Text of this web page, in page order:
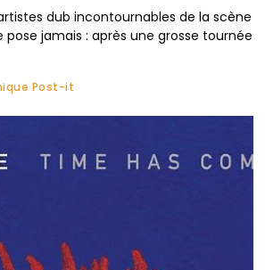
dub incontournables de la scène
pose jamais : après une grosse tournée
Post-it